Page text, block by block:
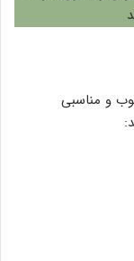
و مناسبی